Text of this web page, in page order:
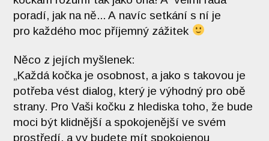
poradí, jak na ně... A navíc setkání s ní je
pro každého moc příjemný zážitek
Něco z jejích myšlenek:
„Každá kočka je osobnost, a jako s takovou je
potřeba vést dialog, který je výhodný pro obě
strany. Pro Vaši kočku z hlediska toho, že bude
moci být klidnější a spokojenější ve svém
prostředí, a vy budete mít spokojenou